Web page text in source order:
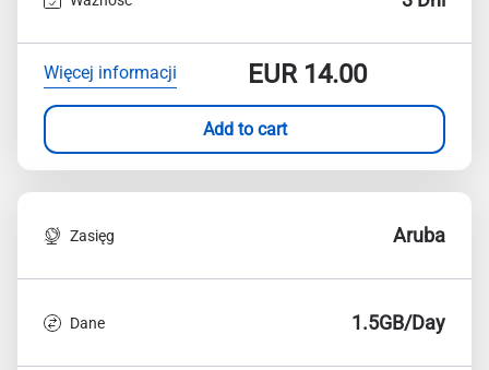
Więcej informacji EUR14.00
Add to cart
Zasięg Aruba
Dane 1.5GB/Day